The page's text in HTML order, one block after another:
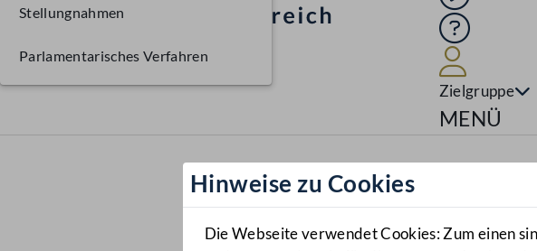
Hilfe
Zielgruppe
MENÜ
Hinweise zu Cookies
Die Webseite verwendet Cookies: Zum einen
Stellungnahmen
Parlamentarisches Verfahren